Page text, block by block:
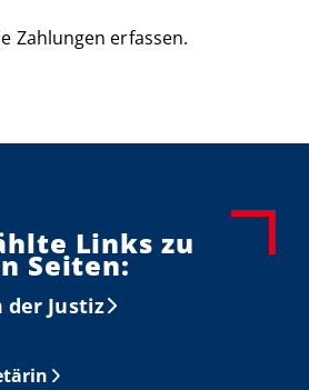
Zahlungen erfassen.
Links zu
Seiten:
Justiz